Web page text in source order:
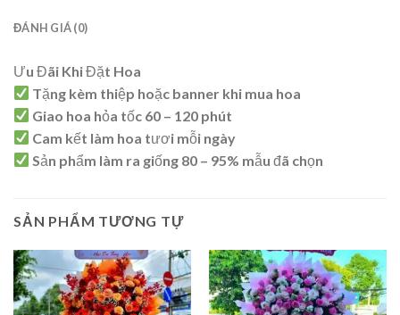
ĐÁNH GIÁ (0)
Ưu Đãi Khi Đặt Hoa
Tặng kèm thiệp hoặc banner khi mua hoa
Giao hoa hỏa tốc 60 – 120 phút
Cam kết làm hoa tươi mỗi ngày
Sản phẩm làm ra giống 80 – 95% mẫu đã chọn
SẢN PHẨM TƯƠNG TỰ